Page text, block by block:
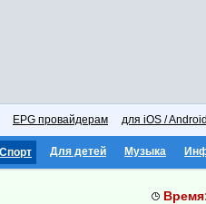
EPG провайдерам для iOS /
Спорт Для детей Музыка